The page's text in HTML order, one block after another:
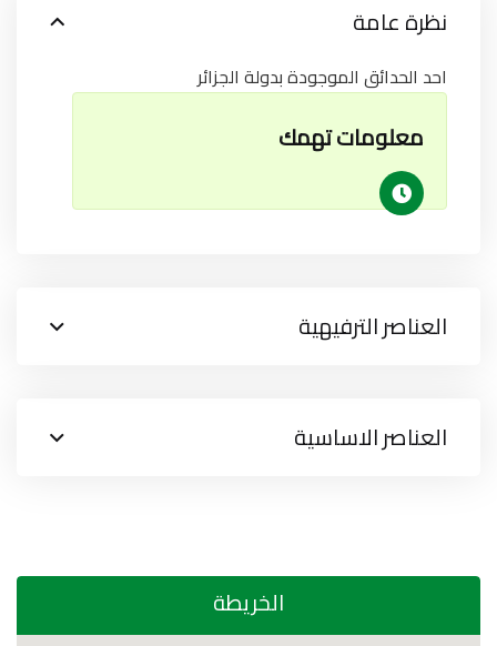
نظرة عامة
احد الحدائق الموجودة بدولة الجزائر
معلومات تهمك
العناصر الترفيهية
العناصر الاساسية
الخريطة